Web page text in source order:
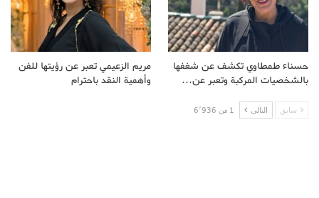
حسناء طمطاوي تكشف عن شغفها
بالشخصيات المركبة وتعبر عن…
مريم الزعيمي تعبر عن رؤيتها للفن
وأهمية النقد باحترام
سابق التالى 1 من 6٬936